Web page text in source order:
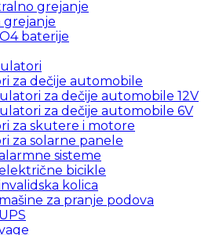
grejanje
grejanje
baterije
za dečije automobile
za dečije automobile 12V
za dečije automobile 6V
za skutere i motore
za solarne panele
sisteme
bicikle
kolica
za pranje podova